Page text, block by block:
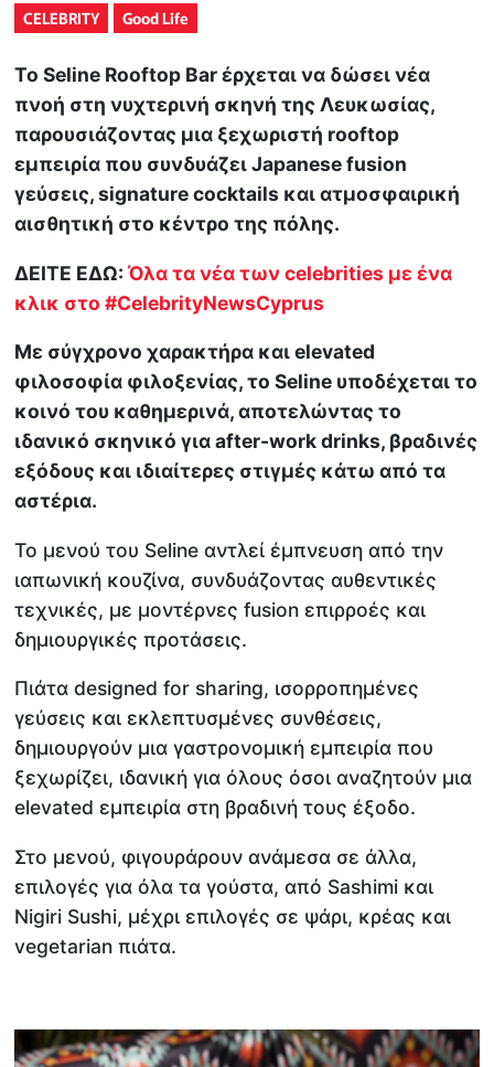
CELEBRITY Good Life
Το Seline Rooftop Bar έρχεται να δώσει νέα
πνοή στη νυχτερινή σκηνή της Λευκωσίας,
παρουσιάζοντας μια ξεχωριστή rooftop
εμπειρία που συνδυάζει Japanese fusion
γεύσεις, signature cocktails και ατμοσφαιρική
αισθητική στο κέντρο της πόλης.
ΔΕΙΤΕ ΕΔΩ:Όλα τα νέα των celebrities με ένα
κλικ στο #CelebrityNewsCyprus
Με σύγχρονο χαρακτήρα και elevated
φιλοσοφία φιλοξενίας, το Seline υποδέχεται το
κοινό του καθημερινά, αποτελώντας το
ιδανικό σκηνικό για after-work drinks, βραδινές
εξόδους και ιδιαίτερες στιγμές κάτω από τα
αστέρια.
Το μενού του Seline αντλεί έμπνευση από την
ιαπωνική κουζίνα, συνδυάζοντας αυθεντικές
τεχνικές, με μοντέρνες fusion επιρροές και
δημιουργικές προτάσεις.
Πιάτα designed for sharing, ισορροπημένες
γεύσεις και εκλεπτυσμένες συνθέσεις,
δημιουργούν μια γαστρονομική εμπειρία που
ξεχωρίζει, ιδανική για όλους όσοι αναζητούν μια
elevated εμπειρία στη βραδινή τους έξοδο.
Στο μενού, φιγουράρουν ανάμεσα σε άλλα,
επιλογές για όλα τα γούστα, από Sashimi και
Nigiri Sushi, μέχρι επιλογές σε ψάρι, κρέας και
vegetarian πιάτα.